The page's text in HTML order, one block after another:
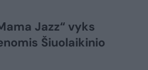
Jazz“ vyks
Šiuolaikinio